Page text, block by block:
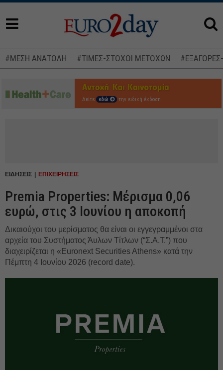
#ΜΕΣΗ ΑΝΑΤΟΛΗ #ΤΙΜΕΣ-ΣΤΟΧΟΙ ΜΕΤΟΧΩΝ
Δείτε εδώ την ειδική έκδοση
ΕΙΔΗΣΕΙΣ ΕΠΙΧΕΙΡΗΣΕΙΣ
Premia Properties: Μέρισμα 0,06
ευρώ, στις 3 Ιουνίου η αποκοπή
Δικαιούχοι του μερίσματος θα είναι οι εγγεγραμμένοι στα
αρχεία του Συστήματος Άυλων Τίτλων (“Σ.Α.Τ.”) που
διαχειρίζεται η «Euronext Securities Athens» κατά την
Πέμπτη 4 Ιουνίου 2026 (record date).